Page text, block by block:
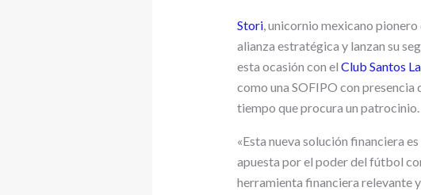
Stori, unicornio mexicano
alianza estratégica y lanzan su
esta ocasión con el Club Santos
como una SOFIPO con
tiempo que procura un patrocinio.
«Esta nueva solución financiera
apuesta por el poder del fútbol
herramienta financiera relevante